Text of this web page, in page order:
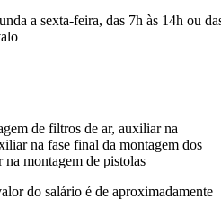
a sexta-feira, das 7h às 14h ou
de filtros de ar, auxiliar na
na fase final da montagem dos
na montagem de pistolas
do salário é de aproximadamente